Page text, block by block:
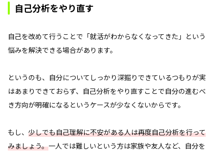
自己分析をやり直す
自己を改めて行うことで「就活がわからなくなってきた」という
悩みを解決できる場合があります。
というのも、自分についてしっかり深掘りできているつもりが実
はあまりできておらず、自己分析をやり直すことで自分の進むべ
き方向が明確になるというケースが少なくないからです。
もし、 少しでも自己理解に不安がある人は再度自己分析を行って
みましょう。一人では難しいという方は家族や友人など、自分を